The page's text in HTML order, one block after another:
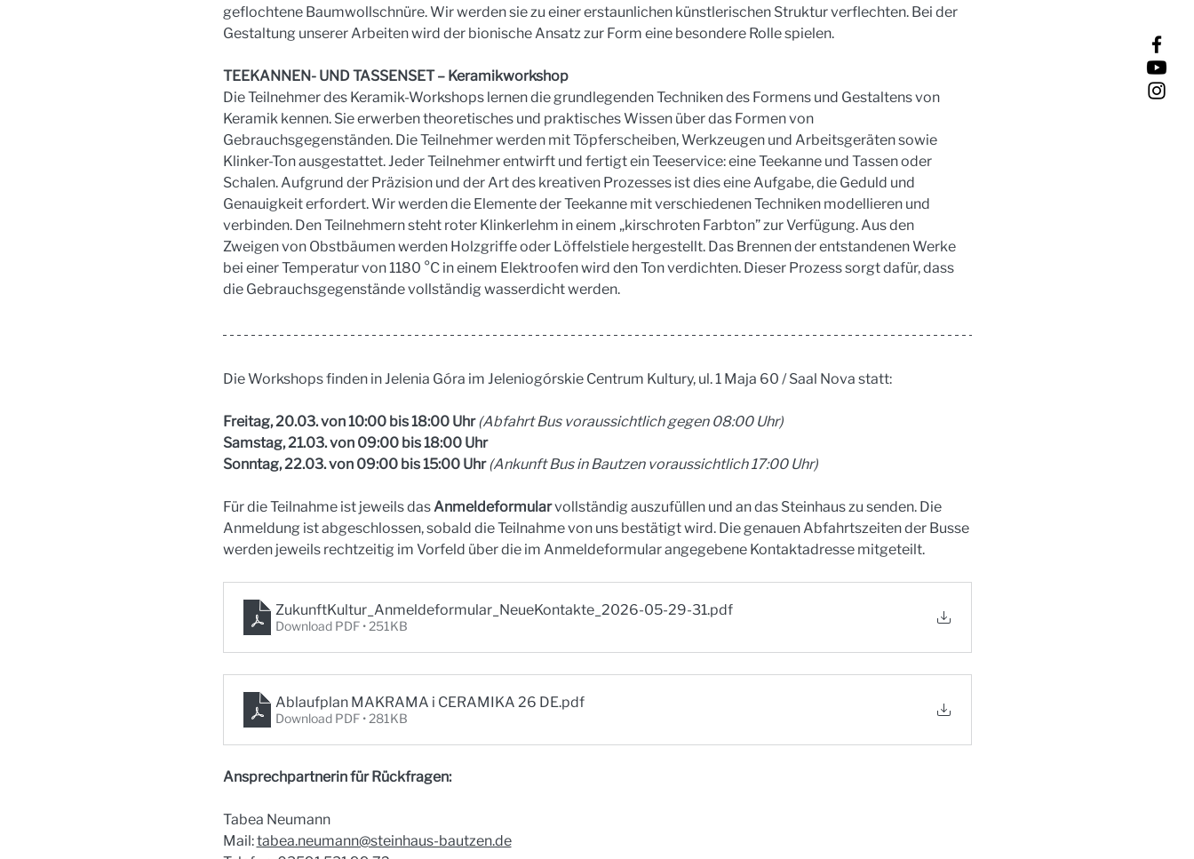
geflochtene Baumwollschnüre. Wir werden sie zu einer erstaunlichen künstlerischen Struktur verflechten. Bei der
Gestaltung unserer Arbeiten wird der bionische Ansatz zur Form eine besondere Rolle spielen.
TEEKANNEN- UND TASSENSET – Keramikworkshop
Die Teilnehmer des Keramik-Workshops lernen die grundlegenden Techniken des Formens und Gestaltens von
Keramik kennen. Sie erwerben theoretisches und praktisches Wissen über das Formen von
Gebrauchsgegenständen. Die Teilnehmer werden mit Töpferscheiben, Werkzeugen und Arbeitsgeräten sowie
Klinker-Ton ausgestattet. Jeder Teilnehmer entwirft und fertigt ein Teeservice: eine Teekanne und Tassen oder
Schalen. Aufgrund der Präzision und der Art des kreativen Prozesses ist dies eine Aufgabe, die Geduld und
Genauigkeit erfordert. Wir werden die Elemente der Teekanne mit verschiedenen Techniken modellieren und
verbinden. Den Teilnehmern steht roter Klinkerlehm in einem „kirschroten Farbton” zur Verfügung. Aus den
Zweigen von Obstbäumen werden Holzgriffe oder Löffelstiele hergestellt. Das Brennen der entstandenen Werke
bei einer Temperatur von 1180 °C in einem Elektroofen wird den Ton verdichten. Dieser Prozess sorgt dafür, dass
die Gebrauchsgegenstände vollständig wasserdicht werden.
Die Workshops finden in Jelenia Góra im Jeleniogórskie Centrum Kultury, ul. 1 Maja 60 / Saal Nova statt:
Freitag, 20.03. von 10:00 bis 18:00 Uhr (Abfahrt Bus voraussichtlich gegen 08:00 Uhr)
Samstag, 21.03. von 09:00 bis 18:00 Uhr
Sonntag, 22.03. von 09:00 bis 15:00 Uhr (Ankunft Bus in Bautzen voraussichtlich 17:00 Uhr)
Für die Teilnahme ist jeweils das Anmeldeformular vollständig auszufüllen und an das Steinhaus zu senden. Die
Anmeldung ist abgeschlossen, sobald die Teilnahme von uns bestätigt wird. Die genauen Abfahrtszeiten der Busse
werden jeweils rechtzeitig im Vorfeld über die im Anmeldeformular angegebene Kontaktadresse mitgeteilt.
ZukunftKultur_Anmeldeformular_NeueKontakte_2026-05-29-31.pdf
Download PDF • 251KB
Ablaufplan MAKRAMA i CERAMIKA 26 DE.pdf
Download PDF • 281KB
Ansprechpartnerin für Rückfragen:
Tabea Neumann
Mail:tabea.neumann@steinhaus-bautzen.de